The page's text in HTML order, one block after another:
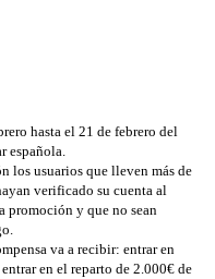
hasta el 21 de febrero del
española.
los usuarios que lleven más de
verificado su cuenta al
promoción y que no sean
va a recibir: entrar en
en el reparto de 2.000€ de